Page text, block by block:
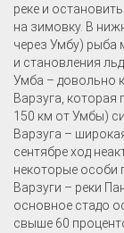
реке и
на зимовку. В
через Умбу) рыба
и становления
Умба – довольно
Варзуга, которая
150 км от Умбы)
Варзуга –
сентябре ход
некоторые особи
Варзуги – реки
основное стадо
свыше 60